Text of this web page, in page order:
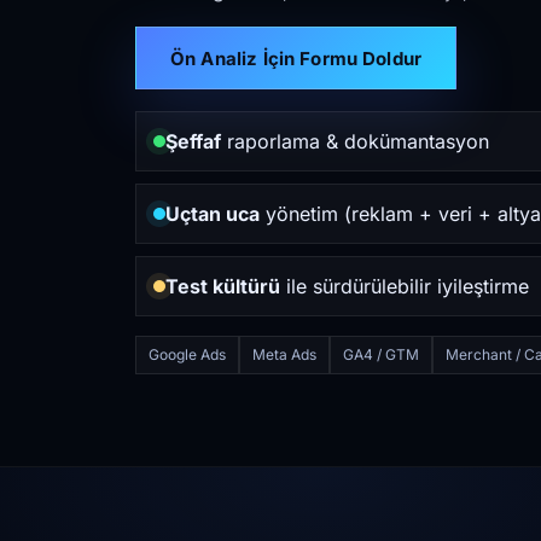
Ön Analiz İçin Formu Doldur
Şeffafraporlama & dokümantasyon
Uçtan uca yönetim (reklam + veri +
Test kültürü ile sürdürülebilir iyileştirme
Google Ads Meta Ads GA4 / GTM Merchant /